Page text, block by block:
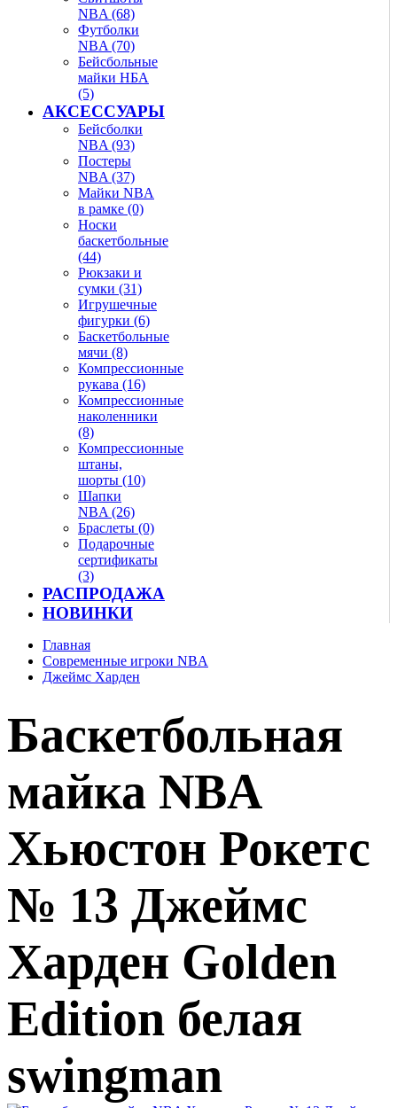
NBA (68)
Футболки
NBA (70)
Бейсбольные
майки НБА
(5)
АКСЕССУАРЫ
Бейсболки
NBA (93)
Постеры
NBA (37)
Майки NBA
в рамке (0)
Носки
баскетбольные
(44)
Рюкзаки и
сумки (31)
Игрушечные
фигурки (6)
Баскетбольные
мячи (8)
Компрессионные
рукава (16)
Компрессионные
наколенники
(8)
Компрессионные
штаны,
шорты (10)
Шапки
NBA (26)
Браслеты (0)
Подарочные
сертификаты
(3)
РАСПРОДАЖА
НОВИНКИ
Главная
Современные игроки NBA
Джеймс Харден
Баскетбольная
майка NBA
Хьюстон Рокетс
№ 13 Джеймс
Харден Golden
Edition белая
swingman